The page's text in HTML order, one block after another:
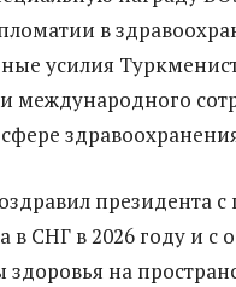
в
усилия
международного
президента с
в СНГ в 2026 году и
на